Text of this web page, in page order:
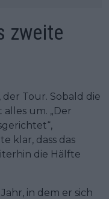
zweite
Tour. Sobald die
alles um. „Der
klar, dass das
die Hälfte
in dem er sich